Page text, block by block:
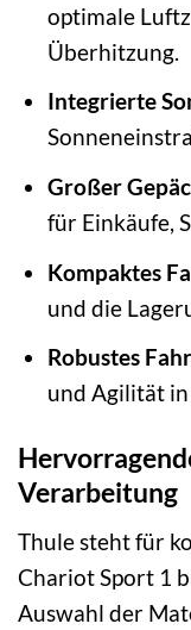
optimale
Überhitzung.
Integrierte
Großer
für Einkäufe,
Kompaktes
und die
Robustes
und Agilität
Verarbeitung
Thule steht für
Chariot Sport 1
Auswahl der